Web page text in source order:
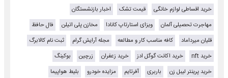
خرید اقساطی لوازم خانگی قیمت تشک
اخبار بازنشستگان
مهاجرت تحصیلی آلمان
ویزای استارتاپ کانادا مخازن پلی اتیلن
فال حافظ
قلیان میرداماد
کافه مناسب کار و مطالعه مجله آرایش گرام
ثبت نام کالابرگ
خرید nft
خرید اکانت گوگل ادز خرید زعفران زرچین
بوکینگ
خرید پرینتر لیبل زن
باربری آفرتایم مزایده خودرو
بلیط هواپیما